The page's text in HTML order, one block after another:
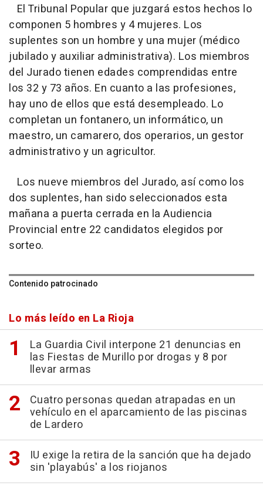
El Tribunal Popular que juzgará estos hechos lo
componen 5 hombres y 4 mujeres. Los
suplentes son un hombre y una mujer (médico
jubilado y auxiliar administrativa). Los miembros
del Jurado tienen edades comprendidas entre
los 32 y 73 años. En cuanto a las profesiones,
hay uno de ellos que está desempleado. Lo
completan un fontanero, un informático, un
maestro, un camarero, dos operarios, un gestor
administrativo y un agricultor.
Los nueve miembros del Jurado, así como los
dos suplentes, han sido seleccionados esta
mañana a puerta cerrada en la Audiencia
Provincial entre 22 candidatos elegidos por
sorteo.
Contenido patrocinado
Lo más leído en La Rioja
La Guardia Civil interpone 21 denuncias en
las Fiestas de Murillo por drogas y 8 por
llevar armas
Cuatro personas quedan atrapadas en un
vehículo en el aparcamiento de las piscinas
de Lardero
IU exige la retira de la sanción que ha dejado
sin 'playabús' a los riojanos